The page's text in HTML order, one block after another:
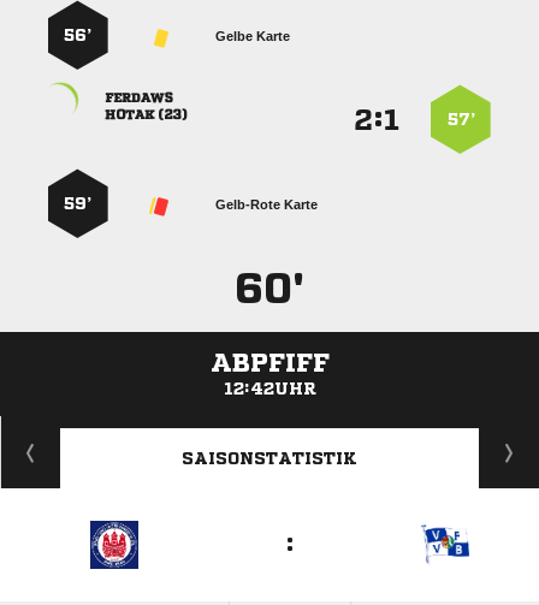
Gelbe Karte
56’
57’
:

 
Gelb-Rote Karte
59’
60'
ABPFIFF
12:42UHR
ANZEIGE
SAISONSTATISTIK
: